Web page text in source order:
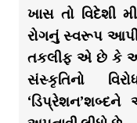
ખાસ તો વિદેશી
રોગનું સ્વરૂપ
તકલીફ એ છે કે
સંસ્કૃતિનો